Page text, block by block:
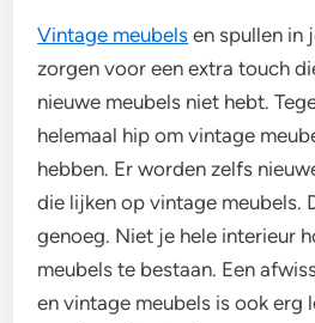
Vintage meubels en spullen in
zorgen voor een extra touch
nieuwe meubels niet hebt.
helemaal hip om vintage
hebben. Er worden zelfs
die lijken op vintage meubels.
genoeg. Niet je hele interieur
meubels te bestaan. Een
en vintage meubels is ook erg